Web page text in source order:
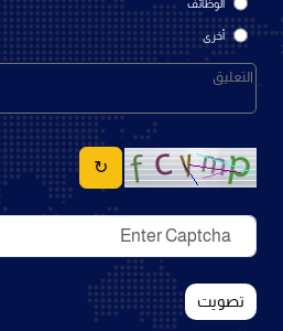
الوظائف
أخرى
↻
تصويت